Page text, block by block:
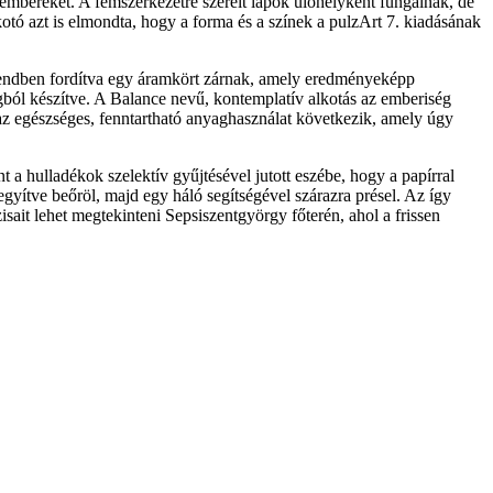
azt is elmondta, hogy a forma és a színek a pulzArt 7. kiadásának
fordítva egy áramkört zárnak, amely eredményeképp
készítve. A Balance nevű, kontemplatív alkotás az emberiség
fenntartható anyaghasználat következik, amely úgy
hulladékok szelektív gyűjtésével jutott eszébe, hogy a papírral
beőröl, majd egy háló segítségével szárazra présel. Az így
lehet megtekinteni Sepsiszentgyörgy főterén, ahol a frissen